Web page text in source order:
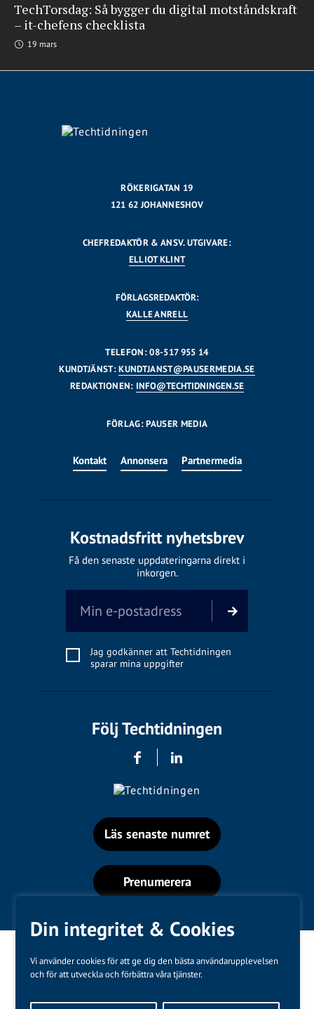
Din integritet & Cookies
Vi använder cookies för att ge dig den bästa användarupplevelsen
och för att utveckla och förbättra våra tjänster.
TechTorsdag: Så bygger du digital motståndskraft
– it-chefens checklista
19 mars
RÖKERIGATAN 19
121 62 JOHANNESHOV
CHEFREDAKTÖR & ANSV. UTGIVARE:
ELLIOT KLINT
FÖRLAGSREDAKTÖR:
KALLE ANRELL
TELEFON: 08-517 955 14
KUNDTJÄNST:KUNDTJANST@PAUSERMEDIA.SE
REDAKTIONEN: INFO@TECHTIDNINGEN.SE
FÖRLAG: PAUSER MEDIA
Kontakt Annonsera Partnermedia
Kostnadsfritt nyhetsbrev
Få den senaste uppdateringarna direkt i
inkorgen.
Jag godkänner att Techtidningen
sparar mina uppgifter
Följ Techtidningen
Läs senaste numret
Prenumerera